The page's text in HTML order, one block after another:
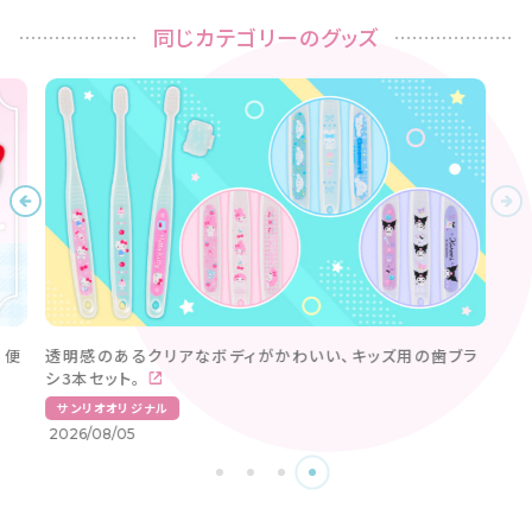
同じカテゴリーのグッズ
便
透明感のあるクリアなボディがかわいい、キッズ用の歯ブラ
シ3本セット。
サンリオオリジナル
2026/08/05